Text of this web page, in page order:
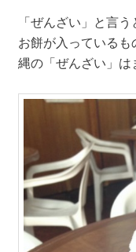
「ぜんざい」と言
お餅が入っている
縄の「ぜんざい」は